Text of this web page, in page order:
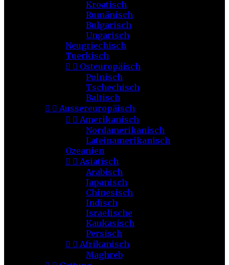
Kroatisch
Rumänisch
Bulgarisch
Ungarisch
Neugriechisch
Tuerkisch
  Osteuropäisch
Polnisch
Tschechisch
Baltisch
  Aussereuropäisch
  Amerikanisch
Nordamerikanisch
Lateinamerikanisch
Ozeanien
  Asiatisch
Arabisch
Japanisch
Chinesisch
Indisch
Israelische
Kaukasisch
Persisch
  Afrikanisch
Maghreb